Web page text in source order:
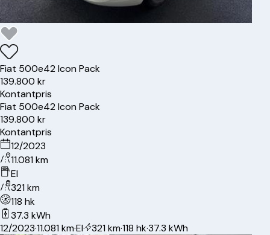
Fiat 500e42 Icon Pack
139.800 kr
Kontantpris
Fiat 500e42 Icon Pack
139.800 kr
Kontantpris
12/2023
11.081 km
El
321 km
118 hk
37.3 kWh
12/2023·11.081 km·El· 321 km·118 hk·37.3 kWh